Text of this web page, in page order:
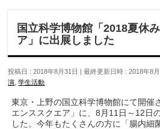
国立科学博物館「2018夏休
ア」に出展しました
投稿日 : 2018年8月31日 最終更新日時 : 2018年8
演 ,学生活動
東京・上野の国立科学博物館にて開催
エンススクエア」に、8月11日～12日
した。今年もたくさんの方に「腸内細